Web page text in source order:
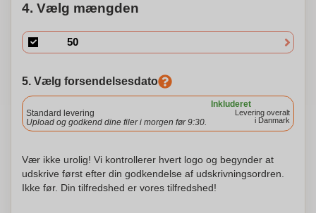
4. Vælg mængden
5. Vælg forsendelsesdato
Inkluderet
Standard levering
Upload og godkend dine filer i morgen før 9:30.
Levering overalt
i Danmark
Vær ikke urolig! Vi kontrollerer hvert logo og begynder at
udskrive først efter din godkendelse af udskrivningsordren.
Ikke før. Din tilfredshed er vores tilfredshed!